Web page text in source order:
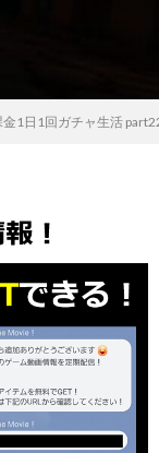
金1日1回ガチャ生活